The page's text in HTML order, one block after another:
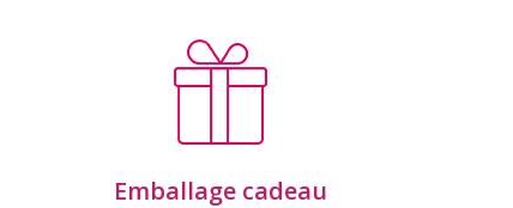
Emballage cadeau